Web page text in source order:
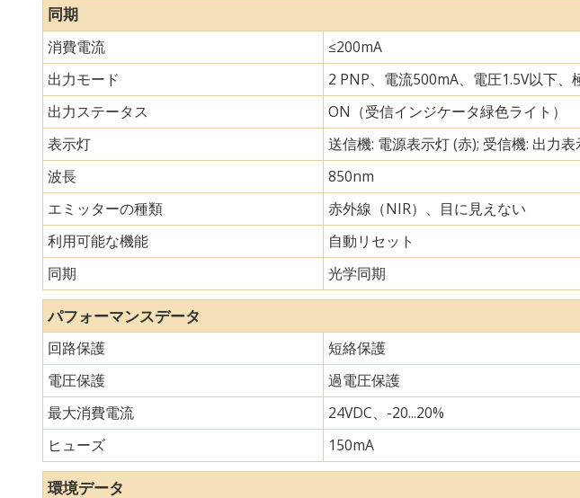
同期
消費電流
≤200mA
出力モード
2 PNP、電流500mA、電圧1.5V以下
出力ステータス
ON（受信インジケータ緑色ライト）
表示灯
送信機: 電源表示灯 (赤); 受信機: 出力
波長
850nm
エミッターの種類
赤外線（NIR）、目に見えない
利用可能な機能
自動リセット
同期
光学同期
パフォーマンスデータ
回路保護
短絡保護
電圧保護
過電圧保護
最大消費電流
24VDC、-20...20%
ヒューズ
150mA
環境データ